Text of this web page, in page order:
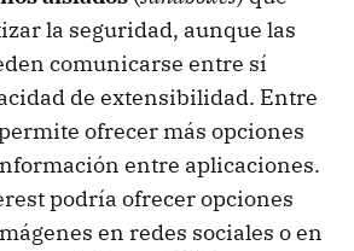
la seguridad, aunque las
comunicarse entre sí
de extensibilidad. Entre
ofrecer más opciones
entre aplicaciones.
podría ofrecer opciones
en redes sociales o en